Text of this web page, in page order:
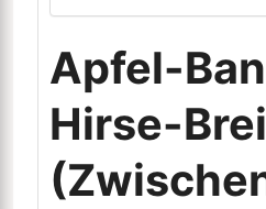
Apfel-
Hirse-Brei